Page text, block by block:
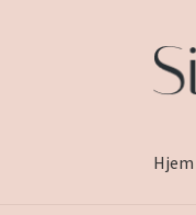
Hopp
til
Hopp
til
Hjem